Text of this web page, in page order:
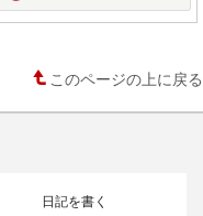
このページの上に戻る
日記を書く